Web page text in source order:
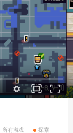
所有游戏 探索